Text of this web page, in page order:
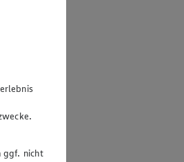
ggf. nicht